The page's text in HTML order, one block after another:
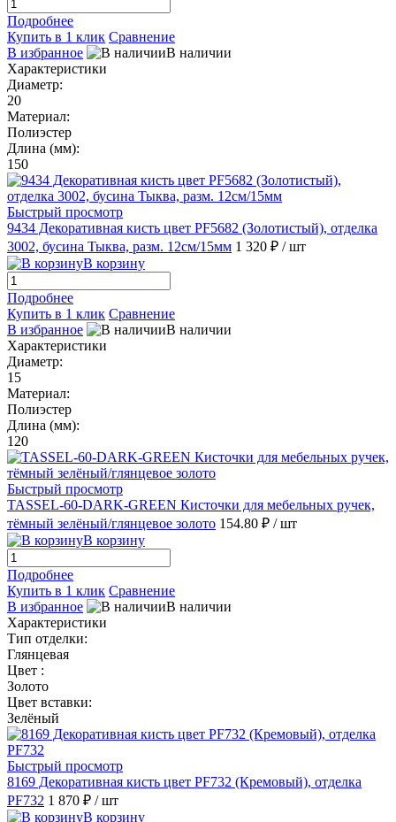
Подробнее
Купить в 1 клик Сравнение
В избранное
В наличии
Характеристики
Диаметр:
20
Материал:
Полиэстер
Длина (мм):
150
Быстрый просмотр
9434 Декоративная кисть цвет PF5682 (Золотистый), отделка
3002, бусина Тыква, разм. 12см/15мм 1 320 ₽ / шт
В корзину
Подробнее
Купить в 1 клик Сравнение
В избранное
В наличии
Характеристики
Диаметр:
15
Материал:
Полиэстер
Длина (мм):
120
Быстрый просмотр
TASSEL-60-DARK-GREEN Кисточки для мебельных ручек,
тёмный зелёный/глянцевое золото 154.80 ₽ / шт
В корзину
Подробнее
Купить в 1 клик Сравнение
В избранное
В наличии
Характеристики
Тип отделки:
Глянцевая
Цвет :
Золото
Цвет вставки:
Зелёный
Быстрый просмотр
8169 Декоративная кисть цвет PF732 (Кремовый), отделка
PF732 1 870 ₽ / шт
В корзину